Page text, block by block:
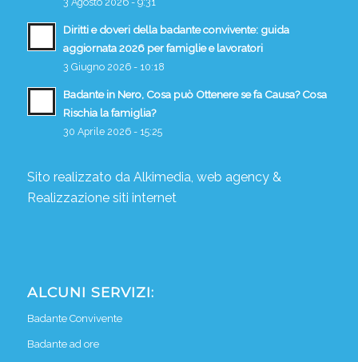
Diritti e doveri della badante convivente: guida
aggiornata 2026 per famiglie e lavoratori
3 Giugno 2026 - 10:18
Badante in Nero, Cosa può Ottenere se fa Causa? Cosa
Rischia la famiglia?
30 Aprile 2026 - 15:25
Sito realizzato da Alkimedia, web agency&
Realizzazione siti internet
ALCUNI SERVIZI:
Badante Convivente
Badante ad ore